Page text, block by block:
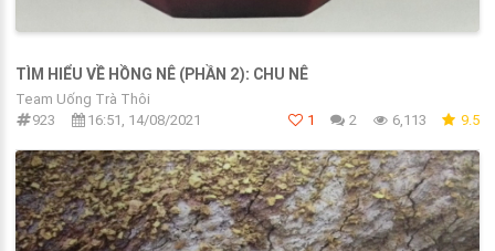
TÌM HIỂU VỀ HỒNG NÊ (PHẦN 2): CHU NÊ
Team Uống Trà Thôi
923
16:51, 14/08/2021 1 2 6,113 9.5